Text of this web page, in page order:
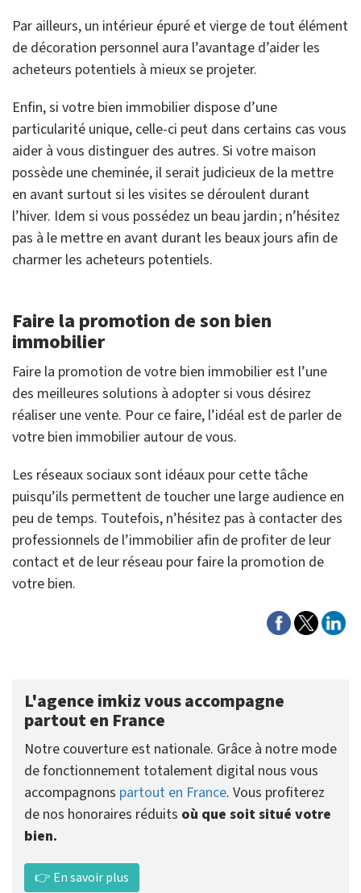
Par ailleurs, un intérieur épuré et vierge de tout élément
de décoration personnel aura l’avantage d’aider les
acheteurs potentiels à mieux se projeter.
Enfin, si votre bien immobilier dispose d’une
particularité unique, celle-ci peut dans certains cas vous
aider à vous distinguer des autres. Si votre maison
possède une cheminée, il serait judicieux de la mettre
en avant surtout si les visites se déroulent durant
l’hiver. Idem si vous possédez un beau jardin ; n’hésitez
pas à le mettre en avant durant les beaux jours afin de
charmer les acheteurs potentiels.
Faire la promotion de son bien
immobilier
Faire la promotion de votre bien immobilier est l’une
des meilleures solutions à adopter si vous désirez
réaliser une vente. Pour ce faire, l’idéal est de parler de
votre bien immobilier autour de vous.
Les réseaux sociaux sont idéaux pour cette tâche
puisqu’ils permettent de toucher une large audience en
peu de temps. Toutefois, n’hésitez pas à contacter des
professionnels de l’immobilier afin de profiter de leur
contact et de leur réseau pour faire la promotion de
votre bien.
L'agence imkiz vous accompagne
partout en France
Notre couverture est nationale. Grâce à notre mode
de fonctionnement totalement digital nous vous
accompagnons partout en France. Vous profiterez
de nos honoraires réduits où que soit situé votre
bien.
👉 En savoir plus